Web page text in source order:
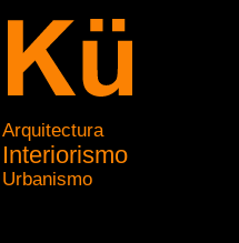
Arquitectura
Interiorismo
Urbanismo